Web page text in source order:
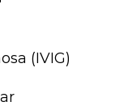
(IVIG)